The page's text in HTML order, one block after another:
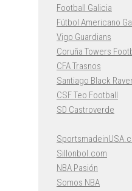
Football Galicia
Fútbol Americano
Vigo Guardians
Coruña Towers
CFA Trasnos
Santiago Black
CSF Teo Football
SD Castroverde
Sillonbol.com
NBA Pasión
Somos NBA